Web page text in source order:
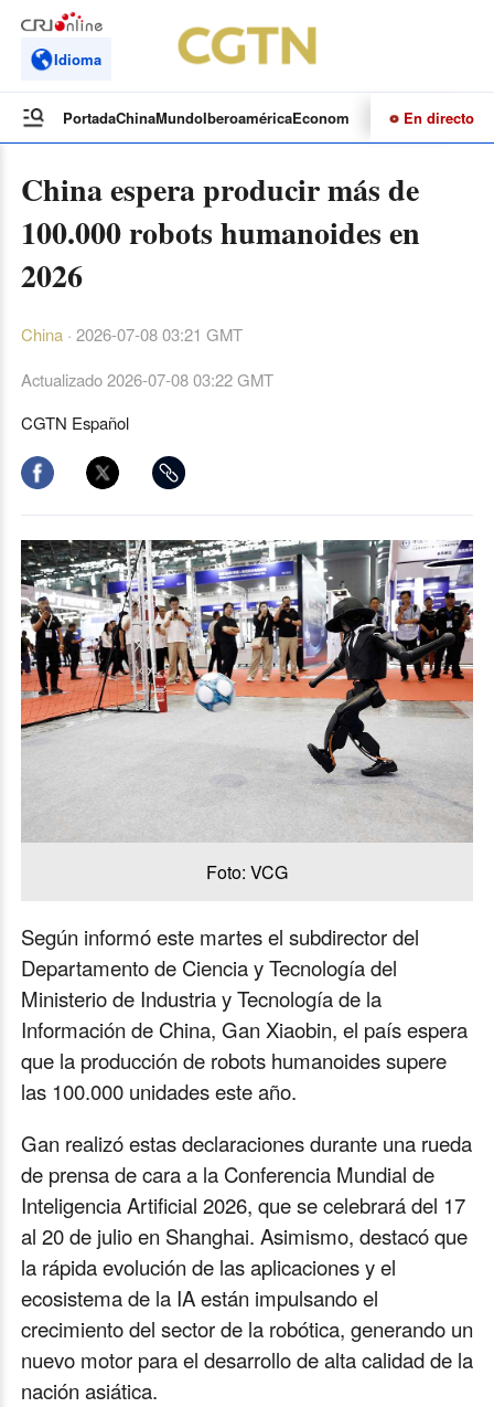
Idioma
PortadaChinaMundoIberoaméricaEconomía CulturaDeportes
En directo
China espera producir más de
100.000 robots humanoides en
2026
China· 2026-07-08 03:21 GMT
Actualizado2026-07-08 03:22 GMT
CGTN Español
Foto: VCG
Según informó este martes el subdirector del
Departamento de Ciencia y Tecnología del
Ministerio de Industria y Tecnología de la
Información de China, Gan Xiaobin, el país espera
que la producción de robots humanoides supere
las 100.000 unidades este año.
Gan realizó estas declaraciones durante una rueda
de prensa de cara a la Conferencia Mundial de
Inteligencia Artificial 2026, que se celebrará del 17
al 20 de julio en Shanghai. Asimismo, destacó que
la rápida evolución de las aplicaciones y el
ecosistema de la IA están impulsando el
crecimiento del sector de la robótica, generando un
nuevo motor para el desarrollo de alta calidad de la
nación asiática.